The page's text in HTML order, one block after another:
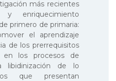
más recientes
y enriquecimiento
primero de primaria:
el aprendizaje
de los prerrequisitos
los procesos de
libidinización de lo
que presentan